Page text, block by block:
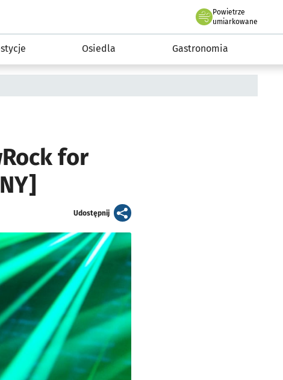
mieszkańca
Powietrze
we Wrocławiu
umiarkowane
Osiedla Gastronomia
for
Udostępnijartykuł